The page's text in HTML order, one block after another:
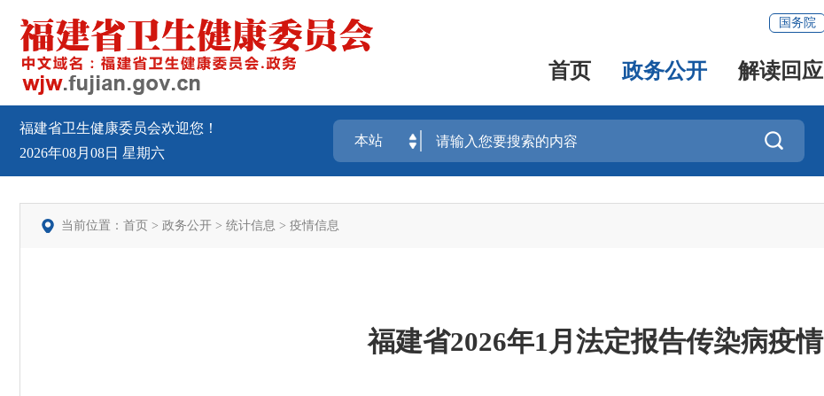
国务院
首页 政务公开 解读回应
福建省卫生健康委员会欢迎您！
2026年08月08日 星期六

当前位置： 首页 > 政务公开 > 统计信息 > 疫情信息
福建省2026年1月法定报告传染病疫情